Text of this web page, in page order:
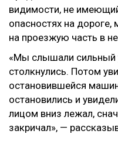
видимости, не
опасностях на
на проезжую часть в
«Мы слышали сильный
столкнулись. Потом
остановившейся
остановились и
лицом вниз лежал,
закричал», —